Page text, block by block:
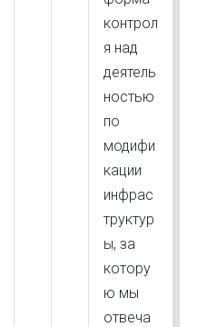
контрол
я над
деятель
ностью
по
модифи
кации
инфрас
труктур
ы, за
котору
ю мы
отвеча